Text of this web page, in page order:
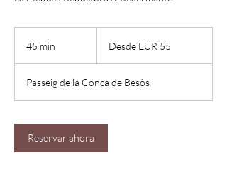
45 min
m
i
eurosDesde EUR 55
Passeig de la Conca de Besòs
Reservar ahora